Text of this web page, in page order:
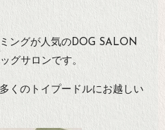
ングが人気のDOG SALON
グサロンです。
くのトイプードルにお越しい